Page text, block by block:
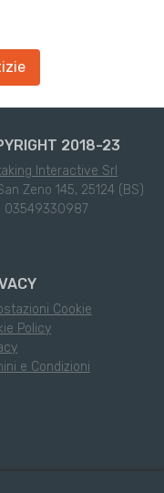
2018-23
Interactive Srl
Zeno 145, 25124 (BS)
03549330987
Cookie
Policy
e Condizioni